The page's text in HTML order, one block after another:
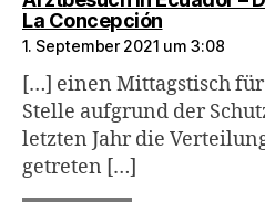
La Concepciónsagt:
1. September 2021 um 3:08
[…] einen Mittagstisch
Stelle aufgrund der
letzten Jahr die
getreten […]